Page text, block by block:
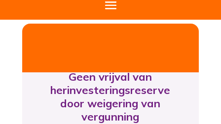
Geen vrijval van
herinvesteringsreserve
door weigering van
vergunning